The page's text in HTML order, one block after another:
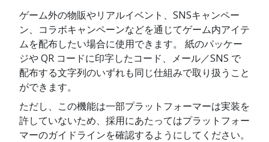
ゲーム外の物販やリアルイベント、SNSキャンペー
ン、コラボキャンペーンなどを通じてゲーム内アイテ
ムを配布したい場合に使用できます。 紙のパッケー
ジや QR コードに印字したコード、メール／SNS で
配布する文字列のいずれも同じ仕組みで取り扱うこと
ができます。
ただし、この機能は一部プラットフォーマーは実装を
許していないため、採用にあたってはプラットフォー
マーのガイドラインを確認するようにしてください。